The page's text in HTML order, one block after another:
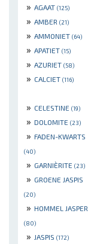
» AGAAT (125)
» AMBER (21)
» AMMONIET (64)
» APATIET (15)
» AZURIET (58)
» CALCIET (116)
» CELESTINE (19)
» DOLOMITE (23)
» FADEN-KWARTS
(40)
» GARNIÈRITE (23)
» GROENE JASPIS
(20)
» HOMMEL JASPER
(80)
» JASPIS (172)